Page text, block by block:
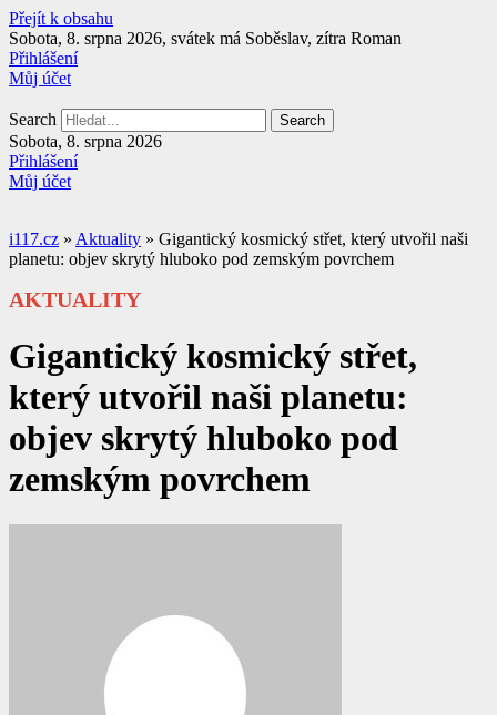
Přejít k obsahu
Sobota, 8. srpna 2026, svátek má Soběslav, zítra Roman
Přihlášení
Můj účet
Search Search
Sobota, 8. srpna 2026
Přihlášení
Můj účet
i117.cz » Aktuality » Gigantický kosmický střet, který utvořil naši
planetu: objev skrytý hluboko pod zemským povrchem
AKTUALITY
Gigantický kosmický střet,
který utvořil naši planetu:
objev skrytý hluboko pod
zemským povrchem